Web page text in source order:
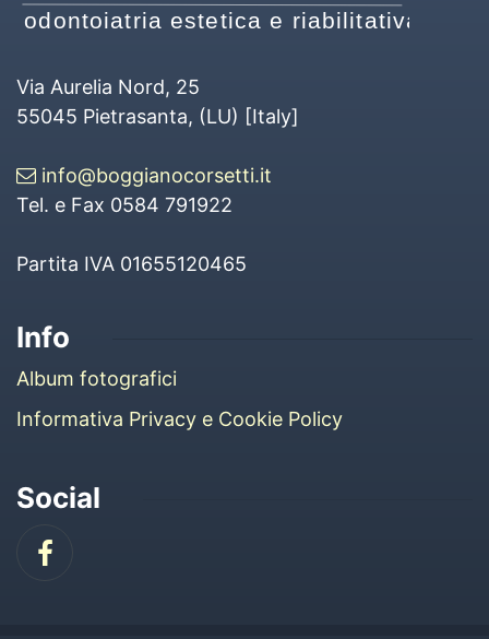
odontoiatria estetica e riabilitativa
Via Aurelia Nord, 25
55045 Pietrasanta, (LU) [Italy]
info@boggianocorsetti.it
Tel. e Fax 0584 791922
Partita IVA 01655120465
Info
Album fotografici
Informativa Privacy e Cookie Policy
Social